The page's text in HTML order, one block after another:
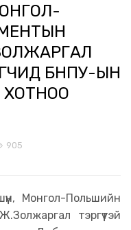
БНПУ-ЫН
905
Монгол-Польшийн
тэргүүтэй